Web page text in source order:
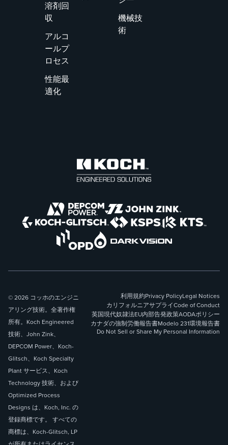
溶剤回
収
アルコ
ールプ
ロセス
性能最
適化
機械技
術
© 2026 コッホのエンジニ
アリング技術。全著作権
所有。Koch Engineered
技術、John Zink、
DEPCOM Power、Koch-
Glitsch、Koch Specialty
Plant サービス、Koch
Technology 技術、および
Optimized Process
Designs は、Koch, Inc. の
登録商標です。 すべての
商標は、Koch-Glitsch, LP
利用規約Privacy PolicyLegal Notices
カリフォルニアサプライCode of Conduct
英国現代奴隷法EU内部告発政策AODAポリシー
カナダの強制労働報告書Modelo 231環境報告書
Do Not Sell or Share My Personal Information